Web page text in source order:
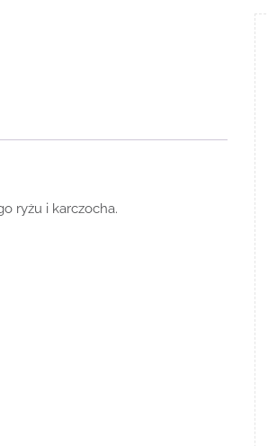
ryżu i karczocha.